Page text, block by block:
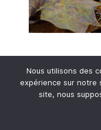
Nous utilisons des
expérience sur notre
site, nous